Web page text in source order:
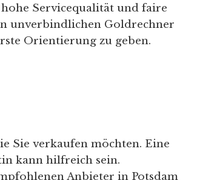
hohe Servicequalität und faire
unverbindlichen Goldrechner
Orientierung zu geben.
Sie verkaufen möchten. Eine
kann hilfreich sein.
Anbieter in Potsdam